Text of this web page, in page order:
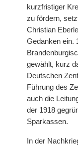
kurzfristiger
zu fördern,
Christian
Gedanken ein.
gewählt, kurz
Deutschen
Führung des
auch die
der 1918
Sparkassen.
In der